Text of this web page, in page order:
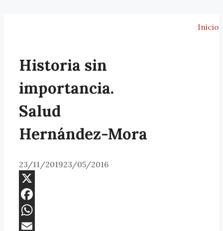
Inicio
Historia sin
importancia.
Salud
Hernández-Mora
23/11/201923/05/2016
X
Facebook
WhatsApp